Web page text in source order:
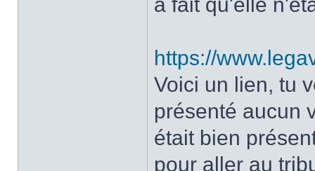
https://
Voici un lien, tu
présenté aucun
était bien
pour aller au